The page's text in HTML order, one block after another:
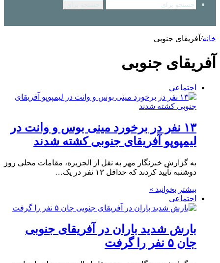
خانه/ آفریقای جنوبی
آفریقای جنوبی
اجتماعی
۱۳ نفر در برخورد مینی بوس و وانت در
لیمپوپو آفریقای جنوبی کشته شدند
به گزارش خبرنگار مهر به نقل از الجزیره، مقامات محلی روز
دوشنبه تأیید کردند که حداقل ۱۳ نفر در یک…
بیشتر بخوانید »
اجتماعی
بارش شدید باران در آفریقای جنوبی
جان ۵ نفر را گرفت